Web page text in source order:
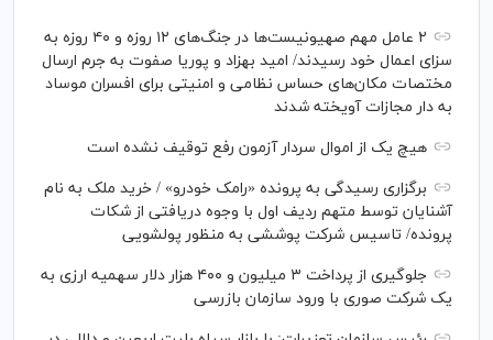
۲ عامل مهم صهیونیست‌ها در جنگ‌های ۱۲ روزه و ۴۰ روزه به
سزای اعمال خود رسیدند/ امید بهزاد و پوریا صفوت به جرم ارسال
مختصات مکان‌های حساس نظامی و امنیتی برای افسران موساد
به دار مجازات آویخته شدند
هیچ یک از اموال سردار آزمون رفع توقیف نشده است
برگزاری رسیدگی به پرونده «رامک خودرو» / خرید ملک به نام
آشنایان توسط متهم ردیف اول با وجوه دریافتی از شکات
پرونده/ تاسیس شرکت پوششی به منظور پولشویی
جلوگیری از پرداخت ۳ میلیون و ۴۰۰ هزار دلار سهمیه ارزی به
یک شرکت صوری با ورود سازمان بازرسی